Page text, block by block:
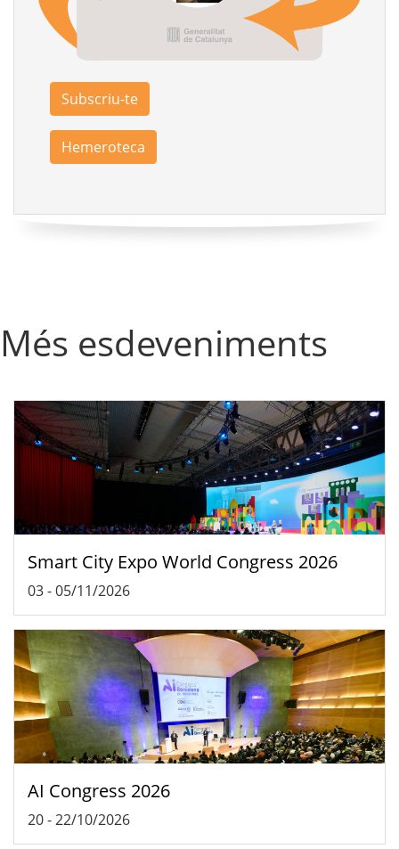
Subscriu-te
Hemeroteca
Més esdeveniments
Smart City Expo World Congress 2026
03-05/11/2026
AI Congress 2026
20-22/10/2026